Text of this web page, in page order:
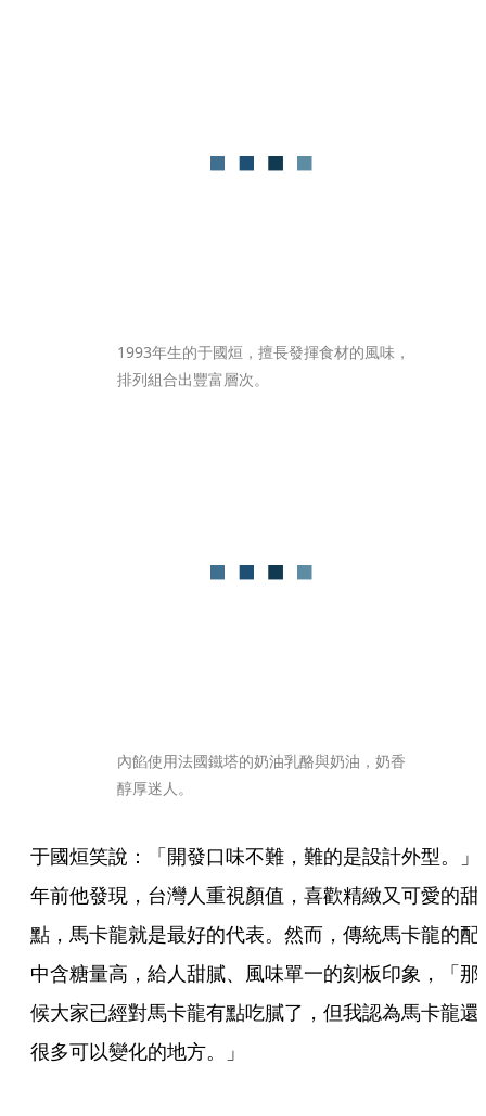
1993年生的于國烜，擅長發揮食材的風味，
排列組合出豐富層次。
內餡使用法國鐵塔的奶油乳酪與奶油，奶香
醇厚迷人。
于國烜笑說：「開發口味不難，難的是設計外型。」
年前他發現，台灣人重視顏值，喜歡精緻又可愛的甜
點，馬卡龍就是最好的代表。然而，傳統馬卡龍的配
中含糖量高，給人甜膩、風味單一的刻板印象，「那
候大家已經對馬卡龍有點吃膩了，但我認為馬卡龍還
很多可以變化的地方。」